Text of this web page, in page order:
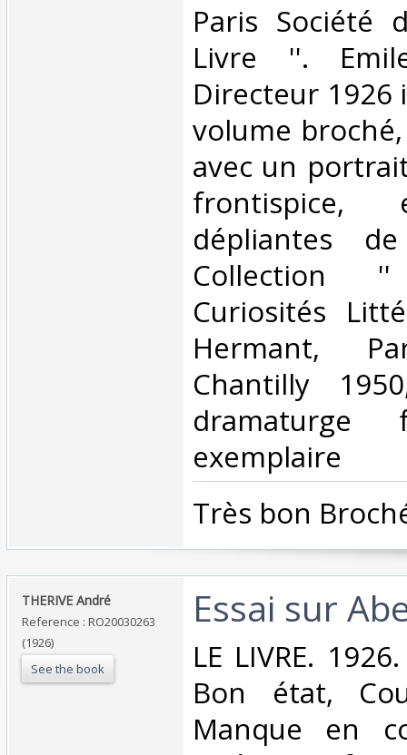
‎Paris Société
Livre ''.
Directeur 1926
volume
avec un
frontispice,
dépliantes
Collection
Curiosités
Hermant,
Chantilly
dramaturge
exemplaire ‎
‎Très bon
‎THERIVE André‎
Reference : RO20030263
(1926)
See the book
‎Essai sur
‎LE LIVRE.
Bon état,
Manque en